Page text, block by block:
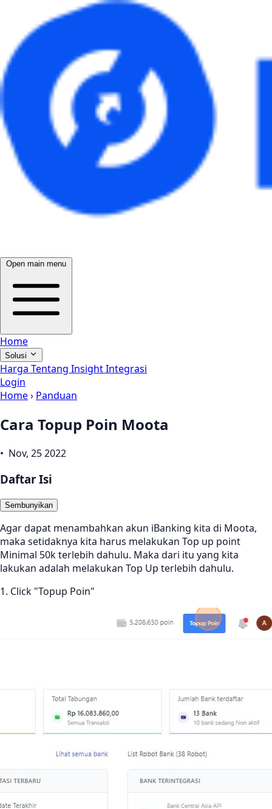
Open main menu
Home
Solusi
Harga Tentang InsightIntegrasi
Login
Home› Panduan
Cara Topup Poin Moota
• Nov, 25 2022
Daftar Isi
Sembunyikan
Agar dapat menambahkan akun iBanking kita di Moota,
maka setidaknya kita harus melakukan Top up point
Minimal 50k terlebih dahulu. Maka dari itu yang kita
lakukan adalah melakukan Top Up terlebih dahulu.
1. Click "Topup Poin"